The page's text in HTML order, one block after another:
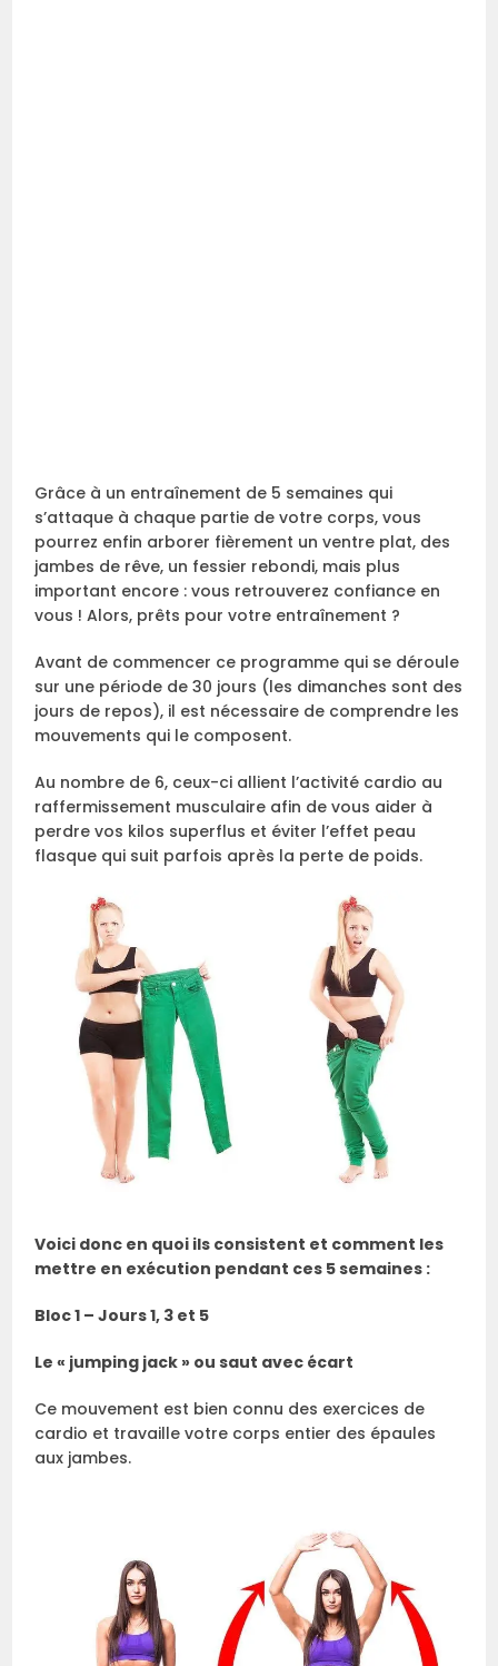
Grâce à un entraînement de 5 semaines qui
s’attaque à chaque partie de votre corps, vous
pourrez enfin arborer fièrement un ventre plat, des
jambes de rêve, un fessier rebondi, mais plus
important encore : vous retrouverez confiance en
vous ! Alors, prêts pour votre entraînement ?
Avant de commencer ce programme qui se déroule
sur une période de 30 jours (les dimanches sont des
jours de repos), il est nécessaire de comprendre les
mouvements qui le composent.
Au nombre de 6, ceux-ci allient l’activité cardio au
raffermissement musculaire afin de vous aider à
perdre vos kilos superflus et éviter l’effet peau
flasque qui suit parfois après la perte de poids.
Voici donc en quoi ils consistent et comment les
mettre en exécution pendant ces 5 semaines :
Bloc 1 – Jours 1, 3 et 5
Le « jumping jack » ou saut avec écart
Ce mouvement est bien connu des exercices de
cardio et travaille votre corps entier des épaules
aux jambes.